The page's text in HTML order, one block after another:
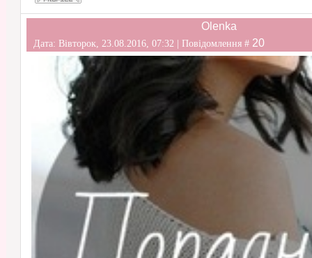
Olenka
Дата: Вівторок, 23.08.2016, 07:32 | Повідомлення # 20